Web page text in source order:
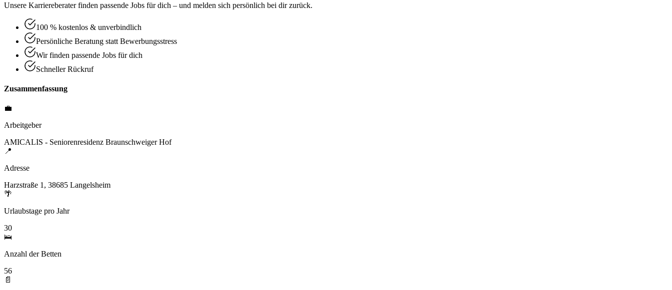
Unsere Karriereberater finden passende Jobs für dich – und melden sich persönlich bei dir zurück.
100 % kostenlos & unverbindlich
Persönliche Beratung statt Bewerbungsstress
Wir finden passende Jobs für dich
Schneller Rückruf
Zusammenfassung
💼
Arbeitgeber
AMICALIS - Seniorenresidenz Braunschweiger Hof
📍
Adresse
Harzstraße 1, 38685 Langelsheim
🌴
Urlaubstage pro Jahr
30
🛌
Anzahl der Betten
56
📄